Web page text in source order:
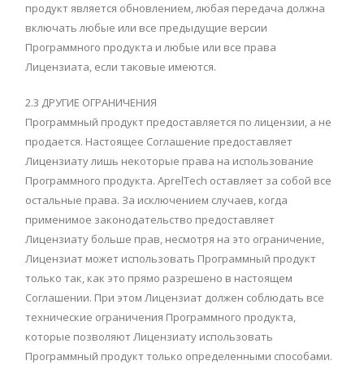
продукт является обновлением, любая передача должна
включать любые или все предыдущие версии
Программного продукта и любые или все права
Лицензиата, если таковые имеются.
2.3 ДРУГИЕ ОГРАНИЧЕНИЯ
Программный продукт предоставляется по лицензии, а не
продается. Настоящее Соглашение предоставляет
Лицензиату лишь некоторые права на использование
Программного продукта. AprelTech оставляет за собой все
остальные права. За исключением случаев, когда
применимое законодательство предоставляет
Лицензиату больше прав, несмотря на это ограничение,
Лицензиат может использовать Программный продукт
только так, как это прямо разрешено в настоящем
Соглашении. При этом Лицензиат должен соблюдать все
технические ограничения Программного продукта,
которые позволяют Лицензиату использовать
Программный продукт только определенными способами.